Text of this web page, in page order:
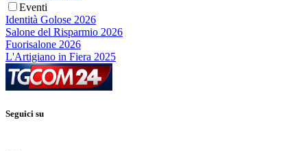
Eventi
Identità Golose 2026
Salone del Risparmio 2026
Fuorisalone 2026
L'Artigiano in Fiera 2025
Seguici su